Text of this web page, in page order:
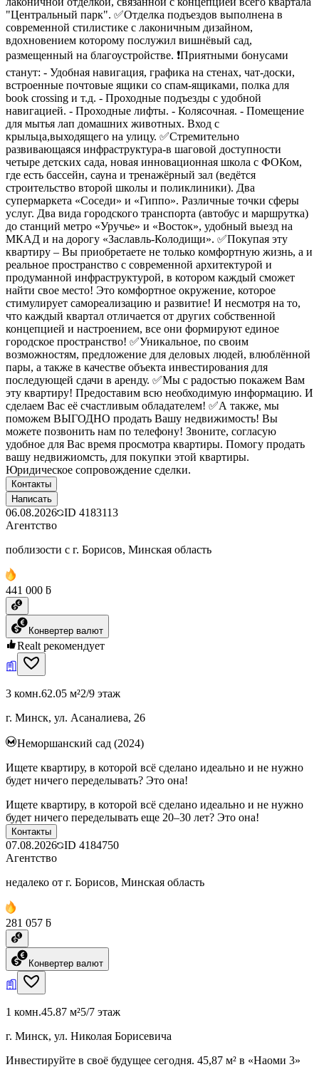
"Центральный парк". ✅Отделка подъездов выполнена в
современной стилистике с лаконичным дизайном,
вдохновением которому послужил вишнёвый сад,
размещенный на благоустройстве. ❗Приятными бонусами
станут: - Удобная навигация, графика на стенах, чат-доски,
встроенные почтовые ящики со спам-ящиками, полка для
book crossing и т.д. - Проходные подъезды с удобной
навигацией. - Проходные лифты. - Колясочная. - Помещение
для мытья лап домашних животных. Вход с
крыльца,выходящего на улицу. ✅Стремительно
развивающаяся инфраструктура-в шаговой доступности
четыре детских сада, новая инновационная школа с ФОКом,
где есть бассейн, сауна и тренажёрный зал (ведётся
строительство второй школы и поликлиники). Два
супермаркета «Соседи» и «Гиппо». Различные точки сферы
услуг. Два вида городского транспорта (автобус и маршрутка)
до станций метро «Уручье» и «Восток», удобный выезд на
МКАД и на дорогу «Заславль-Колодищи». ✅Покупая эту
квартиру – Вы приобретаете не только комфортную жизнь, а и
реальное пространство с современной архитектурой и
продуманной инфраструктурой, в котором каждый сможет
найти свое место! Это комфортное окружение, которое
стимулирует самореализацию и развитие! И несмотря на то,
что каждый квартал отличается от других собственной
концепцией и настроением, все они формируют единое
городское пространство! ✅Уникальное, по своим
возможностям, предложение для деловых людей, влюблённой
пары, а также в качестве объекта инвестирования для
последующей сдачи в аренду. ✅Мы с радостью покажем Вам
эту квартиру! Предоставим всю необходимую информацию. И
сделаем Вас её счастливым обладателем! ✅А также, мы
поможем ВЫГОДНО продать Вашу недвижимость! Вы
можете позвонить нам по телефону! Звоните, согласую
удобное для Вас время просмотра квартиры. Помогу продать
вашу недвижиомсть, для покупки этой квартиры.
Юридическое сопровождение сделки.
Контакты
Написать
06.08.2026 ID 4183113
Агентство
поблизости с г. Борисов, Минская область
441 000 ƃ
Конвертер валют
Realt рекомендует
3 комн.62.05 м²2/9 этаж
г. Минск, ул. Асаналиева, 26
Неморшанский сад (2024)
Ищете квартиру, в которой всё сделано идеально и не нужно
будет ничего переделывать? Это она!
Ищете квартиру, в которой всё сделано идеально и не нужно
будет ничего переделывать еще 20–30 лет? Это она!
Контакты
07.08.2026 ID 4184750
Агентство
недалеко от г. Борисов, Минская область
281 057 ƃ
Конвертер валют
1 комн.45.87 м²5/7 этаж
г. Минск, ул. Николая Борисевича
Инвестируйте в своё будущее сегодня. 45,87 м² в «Наоми 3»